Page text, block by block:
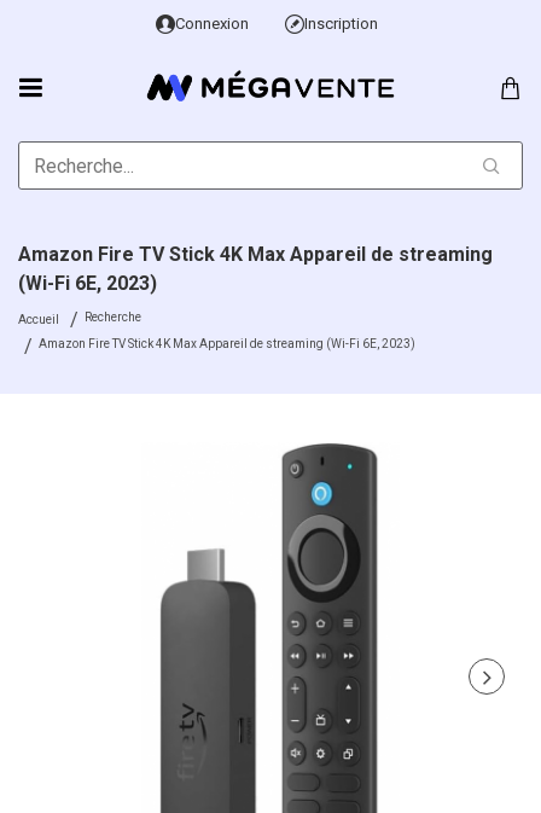
Connexion Inscription
Accueil
Recherche
Amazon Fire TV Stick 4K Max Appareil de streaming (Wi-Fi 6E, 2023)
Amazon Fire TV Stick 4K Max Appareil de streaming
(Wi-Fi 6E, 2023)